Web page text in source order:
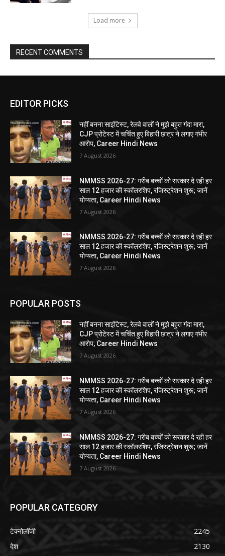
Load more
RECENT COMMENTS
EDITOR PICKS
नहीं बनना साइंटिस्ट, रेलवे वालों ने मुझे बहुत गंदा मारा,
CJP प्रोटेस्ट में चर्चित हुए बिहारी छात्र ने लगाए गंभीर
आरोप, Career Hindi News
7 August 2026
NMMSS 2026-27: गरीब बच्चों को सरकार दे रही हर
साल 12 हजार की स्कॉलरशिप, रजिस्ट्रेशन शुरू; जानें
योग्यता, Career Hindi News
7 August 2026
NMMSS 2026-27: गरीब बच्चों को सरकार दे रही हर
साल 12 हजार की स्कॉलरशिप, रजिस्ट्रेशन शुरू; जानें
योग्यता, Career Hindi News
7 August 2026
POPULAR POSTS
नहीं बनना साइंटिस्ट, रेलवे वालों ने मुझे बहुत गंदा मारा,
CJP प्रोटेस्ट में चर्चित हुए बिहारी छात्र ने लगाए गंभीर
आरोप, Career Hindi News
7 August 2026
NMMSS 2026-27: गरीब बच्चों को सरकार दे रही हर
साल 12 हजार की स्कॉलरशिप, रजिस्ट्रेशन शुरू; जानें
योग्यता, Career Hindi News
7 August 2026
NMMSS 2026-27: गरीब बच्चों को सरकार दे रही हर
साल 12 हजार की स्कॉलरशिप, रजिस्ट्रेशन शुरू; जानें
योग्यता, Career Hindi News
7 August 2026
POPULAR CATEGORY
टेक्नोलॉजी
2245
देश
2130